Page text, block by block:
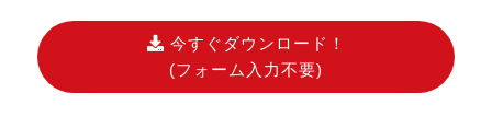
今すぐダウンロード！
(フォーム入力不要)